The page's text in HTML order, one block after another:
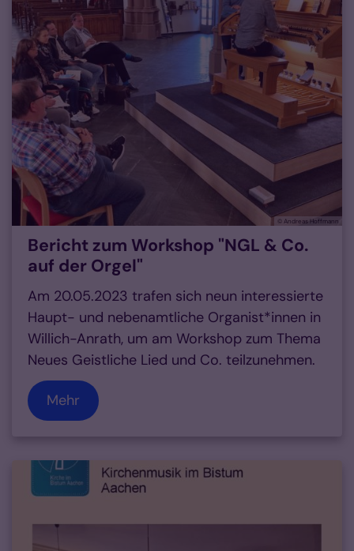
© Andreas Hoffmann
Bericht zum Workshop "NGL & Co.
auf der Orgel"
Am 20.05.2023 trafen sich neun interessierte
Haupt- und nebenamtliche Organist*innen in
Willich-Anrath, um am Workshop zum Thema
Neues Geistliche Lied und Co. teilzunehmen.
Mehr